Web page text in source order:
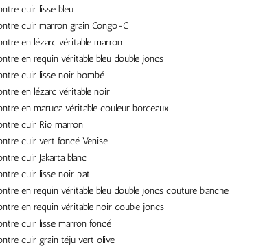
cuir lisse bleu
cuir marron grain Congo-C
en lézard véritable marron
en requin véritable bleu double joncs
cuir lisse noir bombé
en lézard véritable noir
en maruca véritable couleur bordeaux
cuir Rio marron
cuir vert foncé Venise
cuir Jakarta blanc
cuir lisse noir plat
en requin véritable bleu double joncs couture blanche
en requin véritable noir double joncs
cuir lisse marron foncé
cuir grain téju vert olive